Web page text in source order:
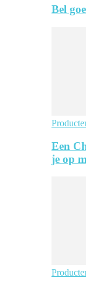
Bel
Een
je op